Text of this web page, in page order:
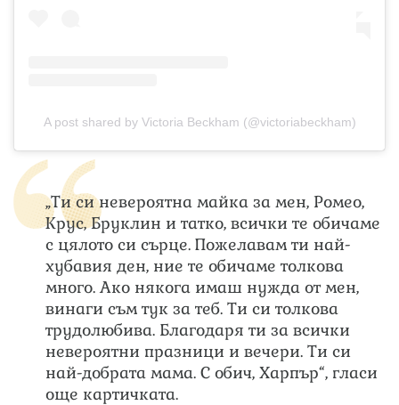
A post shared by Victoria Beckham (@victoriabeckham)
„Ти си невероятна майка за мен, Ромео,
Крус, Бруклин и татко, всички те обичаме
с цялото си сърце. Пожелавам ти най-
хубавия ден, ние те обичаме толкова
много. Ако някога имаш нужда от мен,
винаги съм тук за теб. Ти си толкова
трудолюбива. Благодаря ти за всички
невероятни празници и вечери. Ти си
най-добрата мама. С обич, Харпър“, гласи
още картичката.